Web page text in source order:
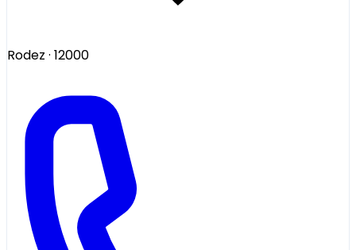
Rodez · 12000